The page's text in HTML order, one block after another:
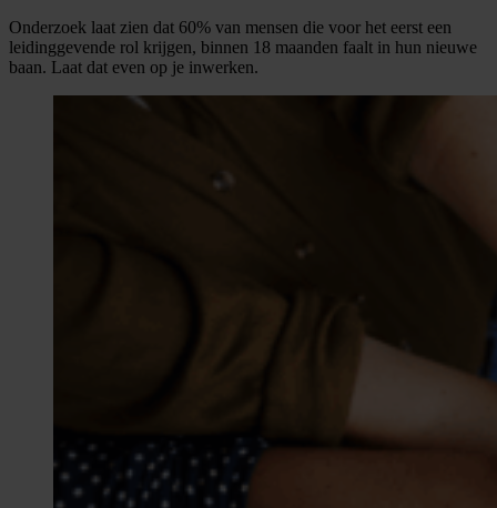
Onderzoek laat zien dat 60% van mensen die voor het eerst een
leidinggevende rol krijgen, binnen 18 maanden faalt in hun nieuwe
baan. Laat dat even op je inwerken.